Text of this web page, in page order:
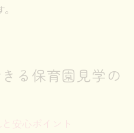
る保育園見学の
安心ポイント